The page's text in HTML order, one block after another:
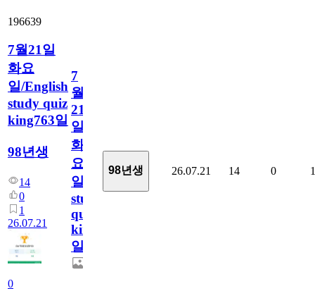
196639
7월21일
화요
일/English
study quiz
king763일
98년생
14
0
1
26.07.21
0
7
월
21
일
화
요
일/English
study
quiz
king763
일
98년생 26.07.21 14 0 1